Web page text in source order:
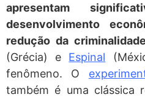
apresentam
desenvolvimento
redução da criminalidade
(Grécia) e Espinal
fenômeno. O
também é uma clássica